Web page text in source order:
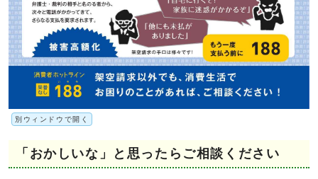
別ウィンドウで開く
「おかしいな」と思ったらご相談ください